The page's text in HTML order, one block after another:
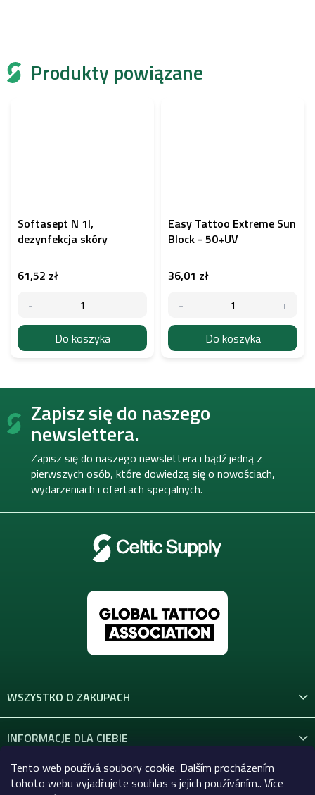
Tento web používá soubory cookie. Dalším procházením
tohoto webu vyjadřujete souhlas s jejich používáním.. Více
Produkty powiązane
Softasept N 1l,
dezynfekcja skóry
61,52 zł
Do koszyka
Easy Tattoo Extreme Sun
Block - 50+UV
36,01 zł
Do koszyka
S
Zapisz się do naszego
newslettera.
Zapisz się do naszego newslettera i bądź jedną z
pierwszych osób, które dowiedzą się o nowościach,
wydarzeniach i ofertach specjalnych.
WSZYSTKO O ZAKUPACH
INFORMACJE DLA CIEBIE
KONTAKT